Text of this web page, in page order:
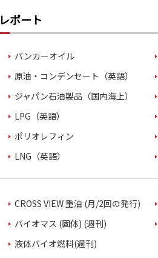
レポート
バンカーオイル
原油・コンデンセート（英語）
ジャパン石油製品（国内海上）
LPG（英語）
ポリオレフィン
LNG（英語）
CROSS VIEW 重油 (月/2回の発行)
バイオマス (固体) (週刊)
液体バイオ燃料(週刊)